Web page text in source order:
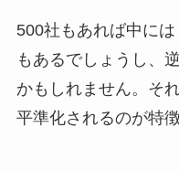
500社もあれば中に
もあるでしょうし、
かもしれません。そ
平準化されるのが特